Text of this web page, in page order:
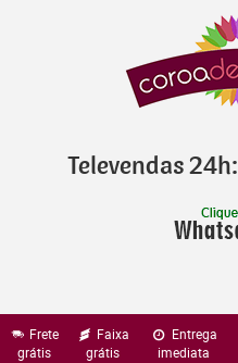
Televendas 24h:
Frete
grátis
Faixa
grátis
Entrega
imediata